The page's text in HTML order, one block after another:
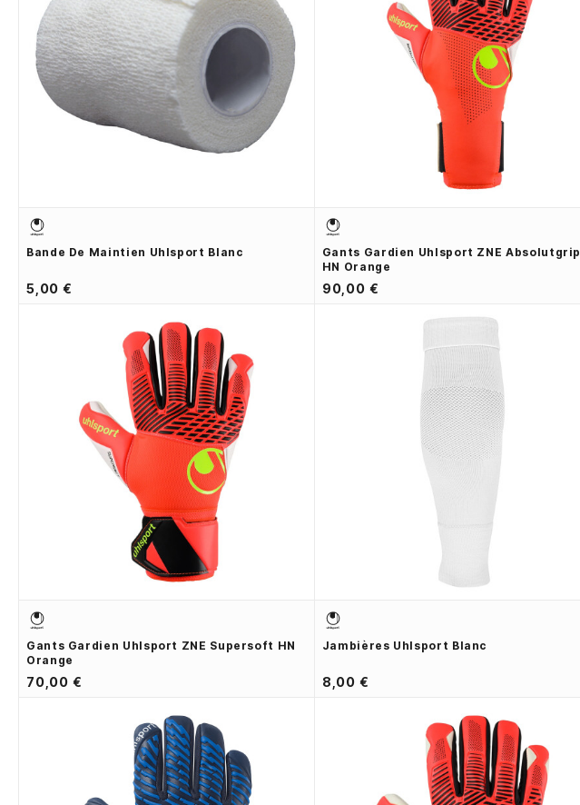
Bande De Maintien Uhlsport Blanc
5,00 €
Gants Gardien Uhlsport ZNE Absolutgrip
HN Orange
90,00 €
Gants Gardien Uhlsport ZNE Supersoft HN
Orange
70,00 €
Jambières Uhlsport Blanc
8,00 €